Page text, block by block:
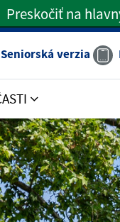
Preskočiť na
Preskočiť na
Seniorská verzia